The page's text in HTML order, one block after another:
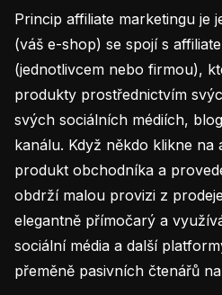
Princip affiliate marketingu je
(váš e-shop) se spojí s
(jednotlivcem nebo firmou),
produkty prostřednictvím
svých sociálních médiích,
kanálu. Když někdo klikne na
produkt obchodníka a
obdrží malou provizi z
elegantně přímočarý a
sociální média a další
přeměně pasivních čtenářů